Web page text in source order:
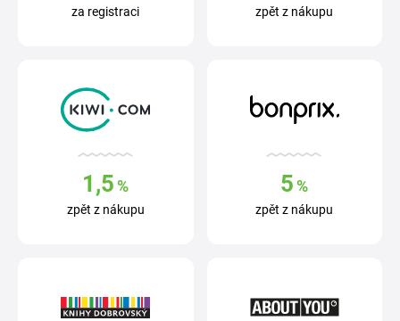
za registraci zpět z nákupu
1,5 %
zpět z nákupu
5 %
zpět z nákupu